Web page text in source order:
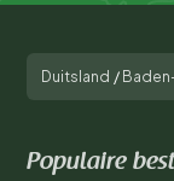
Duitsland /
Populaire